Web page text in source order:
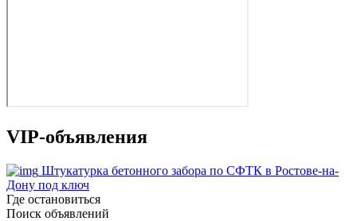
VIP-объявления
Штукатурка бетонного забора по СФТК в Ростове-на-
Дону под ключ
Где остановиться
Поиск объявлений